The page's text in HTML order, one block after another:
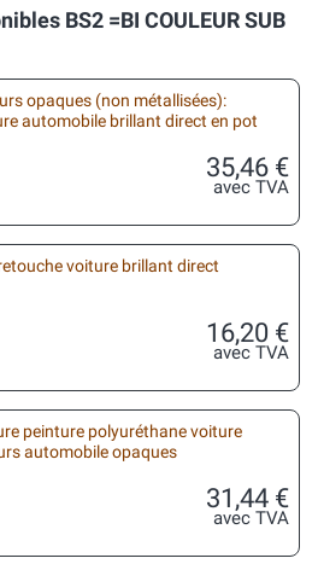
BS2 =BI COULEUR SUB
opaques (non métallisées):
automobile brillant direct en pot
35,46 €
avec TVA
voiture brillant direct
16,20 €
avec TVA
peinture polyuréthane voiture
automobile opaques
31,44 €
avec TVA